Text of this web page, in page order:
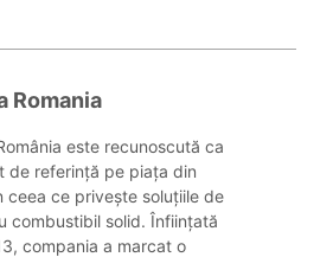
Romania
este recunoscută ca
de referință pe piața din
ceea ce privește soluțiile de
combustibil solid. Înființată
compania a marcat o